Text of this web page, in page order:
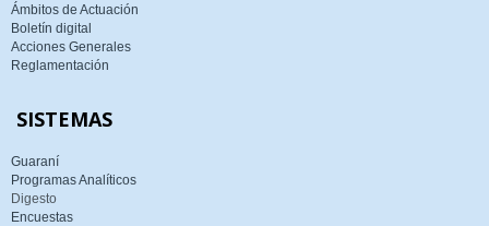
Ámbitos de Actuación
Boletín digital
Acciones Generales
Reglamentación
SISTEMAS
Guaraní
Programas Analíticos
Digesto
Encuestas